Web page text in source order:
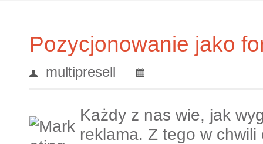
Pozycjonowanie jako
multipresell
Każdy z nas wie, jak
reklama. Z tego w